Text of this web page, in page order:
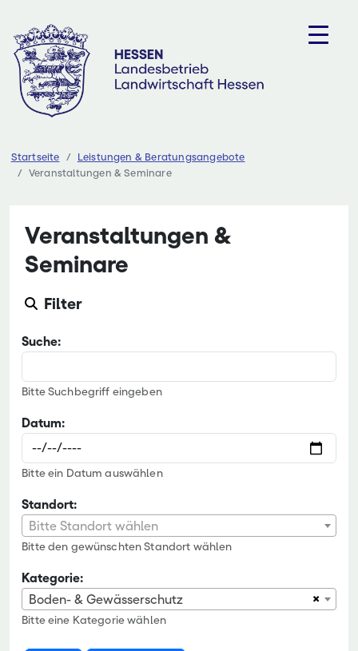
Inhalt
springen
Startseite
Leistungen & Beratungsangebote
Veranstaltungen & Seminare
Veranstaltungen &
Seminare
Filter
Suche:
Bitte Suchbegriff eingeben
Datum:
Bitte ein Datum auswählen
Standort:
Bitte Standort wählen
Bitte den gewünschten Standort wählen
Kategorie:
×
Boden- & Gewässerschutz
Bitte eine Kategorie wählen